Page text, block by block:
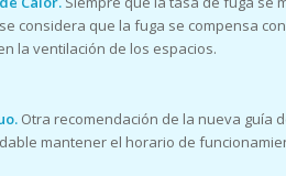
considera que la fuga se compensa
la ventilación de los espacios.
Otra recomendación de la nueva guía
mantener el horario de